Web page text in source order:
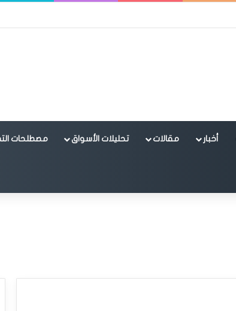
أخبار مقالات تحليلات الأسواق مصطلحات